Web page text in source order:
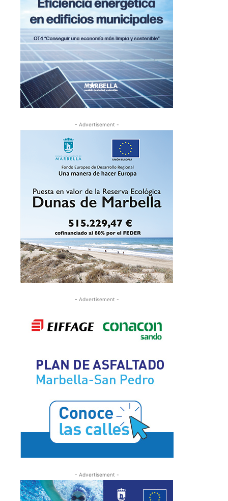
- Advertisement -
- Advertisement -
- Advertisement -